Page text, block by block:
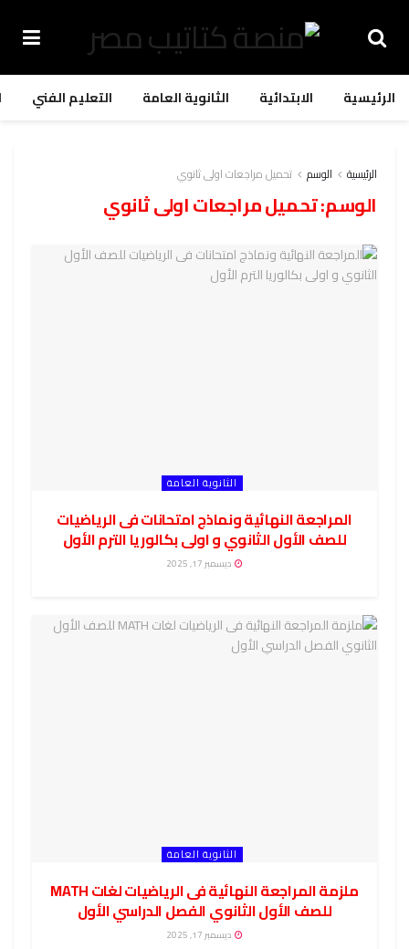
الرئيسية الابتدائية الثانوية العامة التعليم الفني
الرئيسية الوسم تحميل مراجعات اولى ثانوي
الوسم:تحميل مراجعات اولى ثانوي
الثانوية العامة
المراجعة النهائية ونماذج امتحانات فى الرياضيات
للصف الأول الثانوي و اولى بكالوريا الترم الأول
ديسمبر 17, 2025
الثانوية العامة
ملزمة المراجعة النهائية فى الرياضيات لغات MATH
للصف الأول الثانوي الفصل الدراسي الأول
ديسمبر 17, 2025